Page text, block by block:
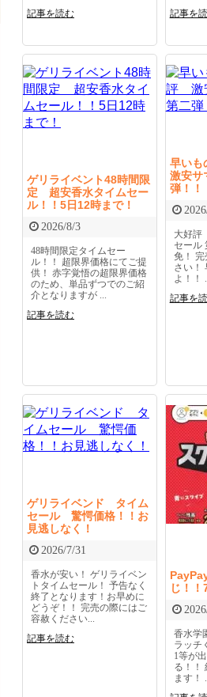
記事を読む
記事を
ゲリライベント48時間限
定 超安香水タイムセー
ル！！5日12時まで！
2026/8/3
48時間限定タイムセー
ル！！ 超限界価格にてご提
供！ 赤字覚悟の超限界価格
のため、単品ずつでのご紹
介となりますが ...
記事を読む
早いも
激安サ
弾！！
大好評
セール
免！ 完
さい！
よ！！
記事を
ゲリライベンド タイム
セール 驚愕価格！！お
見逃しなく！
2026/7/31
香水が安い！ ゲリライベン
トタイムセール！ 予告なく
終了となります！お早めに
どうぞ！！ 完売の際にはご
容赦ください...
記事を読む
じ！！
香水学
ラッチ
1等が
る！！
ます！